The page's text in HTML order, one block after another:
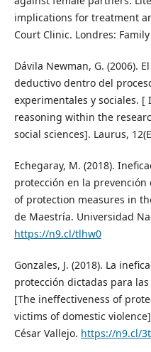
implications for treatment
Court Clinic. Londres:
Dávila Newman, G. (2006).
deductivo dentro del
experimentales y sociales.
reasoning within the
social sciences]. Laurus,
Echegaray, M. (2018).
protección en la
of protection measures in
de Maestría. Universidad
https://n9.cl/tlhw0
Gonzales, J. (2018). La
protección dictadas para
[The ineffectiveness of
victims of domestic
César Vallejo. https://n9.cl/